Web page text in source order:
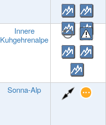
Innere
Kuhgehrenalpe
Sonna-Alp